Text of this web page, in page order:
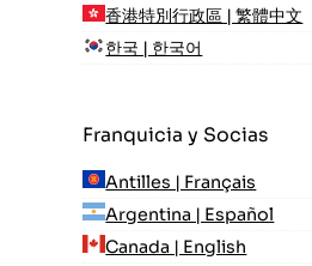
香港特別行政區 | 繁體中文
한국 | 한국어
Franquicia y Socias
Antilles | Français
Argentina | Español
Canada | English